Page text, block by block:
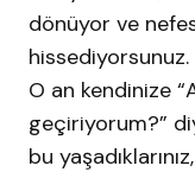
dönüyor ve
hissediyorsunuz.
O an kendinize
geçiriyorum?”
bu